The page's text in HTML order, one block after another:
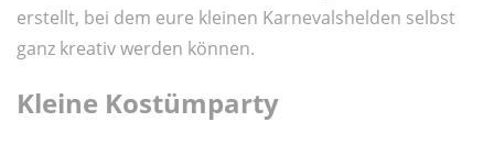
erstellt, bei dem eure kleinen Karnevalshelden selbst
ganz kreativ werden können.
Kleine Kostümparty